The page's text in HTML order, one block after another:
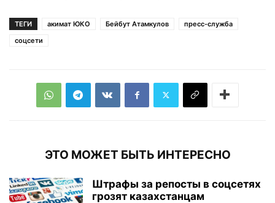
ТЕГИ акимат ЮКО Бейбут Атамкулов
пресс-служба
соцсети
ЭТО МОЖЕТ БЫТЬ ИНТЕРЕСНО
Штрафы за репосты в соцсетях
грозят казахстанцам